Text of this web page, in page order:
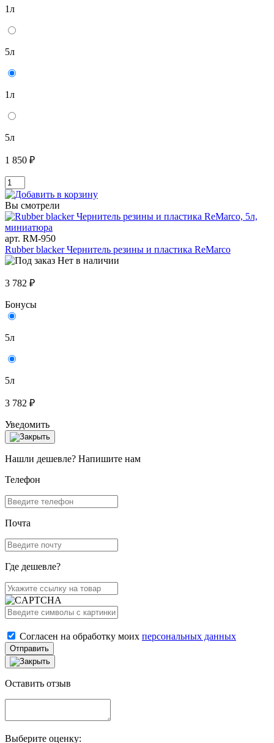
1л
5л
1л
5л
1 850 ₽
Вы смотрели
арт. RM-950
Rubber blacker Чернитель резины и пластика ReMarco
Нет в наличии
3 782 ₽
Бонусы
5л
5л
3 782 ₽
Уведомить
Нашли дешевле? Напишите нам
Телефон
Почта
Где дешевле?
Согласен на обработку моих персональных данных
Отправить
Оставить отзыв
Выберите оценку: